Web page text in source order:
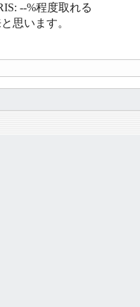
--%程度取れる
思います。